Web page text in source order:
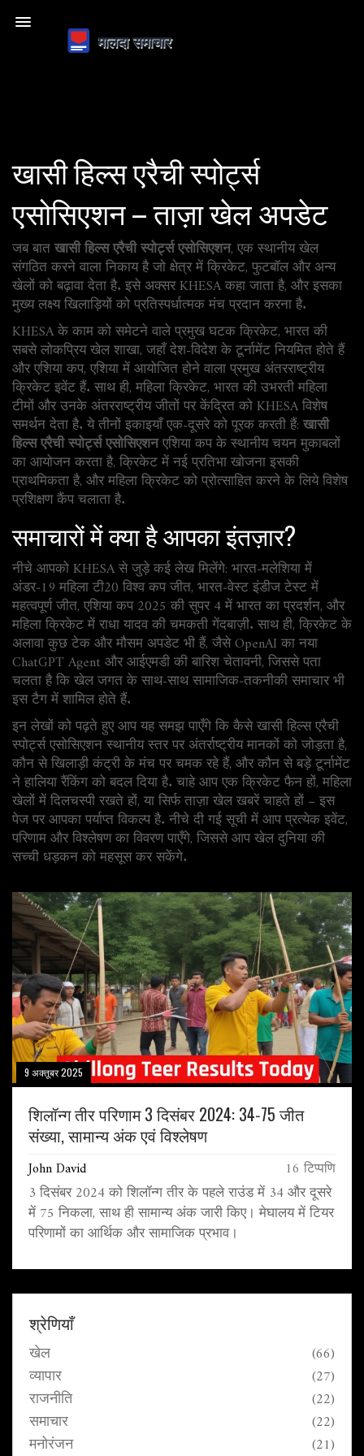
खासी हिल्स एरैची स्पोर्ट्स
एसोसिएशन – ताज़ा खेल अपडेट
जब बातखासी हिल्स एरैची स्पोर्ट्स एसोसिएशन, एक स्थानीय खेल
संगठित करने वाला निकाय है जो क्षेत्र में क्रिकेट, फुटबॉल और अन्य
खेलों को बढ़ावा देता है. इसे अक्सरKHESAकहा जाता है, और इसका
मुख्य लक्ष्य खिलाड़ियों को प्रतिस्पर्धात्मक मंच प्रदान करना है.
KHESA के काम को समेटने वाले प्रमुख घटकक्रिकेट, भारत की
सबसे लोकप्रिय खेल शाखा, जहाँ देश-विदेश के टूर्नामेंट नियमित होते हैं
औरएशिया कप, एशिया में आयोजित होने वाला प्रमुख अंतरराष्ट्रीय
क्रिकेट इवेंटहैं. साथ ही, महिला क्रिकेट, भारत की उभरती महिला
टीमों और उनके अंतरराष्ट्रीय जीतों पर केंद्रितको KHESA विशेष
समर्थन देता है. ये तीनों इकाइयाँ एक-दूसरे को पूरक करती हैं: खासी
हिल्स एरैची स्पोर्ट्स एसोसिएशनएशिया कप के स्थानीय चयन मुकाबलों
का आयोजन करता है, क्रिकेट में नई प्रतिभा खोजना इसकी
प्राथमिकता है, और महिला क्रिकेट को प्रोत्साहित करने के लिये विशेष
प्रशिक्षण कैंप चलाता है.
समाचारों में क्या है आपका इंतज़ार?
नीचे आपको KHESA से जुड़े कई लेख मिलेंगे: भारत‑मलेशिया में
अंडर‑19 महिला टी20 विश्व कप जीत, भारत‑वेस्ट इंडीज टेस्ट में
महत्वपूर्ण जीत, एशिया कप 2025 की सुपर 4 में भारत का प्रदर्शन, और
महिला क्रिकेट में राधा यादव की चमकती गेंदबाज़ी. साथ ही, क्रिकेट के
अलावा कुछ टेक और मौसम अपडेट भी हैं, जैसे OpenAI का नया
ChatGPT Agent और आईएमडी की बारिश चेतावनी, जिससे पता
चलता है कि खेल जगत के साथ-साथ सामाजिक‑तकनीकी समाचार भी
इस टैग में शामिल होते हैं.
इन लेखों को पढ़ते हुए आप यह समझ पाएँगे कि कैसे खासी हिल्स एरैची
स्पोर्ट्स एसोसिएशन स्थानीय स्तर पर अंतर्राष्ट्रीय मानकों को जोड़ता है,
कौन से खिलाड़ी कंट्री के मंच पर चमक रहे हैं, और कौन से बड़े टूर्नामेंट
ने हालिया रैंकिंग को बदल दिया है. चाहे आप एक क्रिकेट फैन हों, महिला
खेलों में दिलचस्पी रखते हों, या सिर्फ ताज़ा खेल खबरें चाहते हों – इस
पेज पर आपका पर्याप्त विकल्प है. नीचे दी गई सूची में आप प्रत्येक इवेंट,
परिणाम और विश्लेषण का विवरण पाएँगे, जिससे आप खेल दुनिया की
सच्ची धड़कन को महसूस कर सकेंगे.
9 अक्तूबर 2025
शिलॉन्ग तीर परिणाम 3 दिसंबर 2024: 34‑75 जीत
संख्या, सामान्य अंक एवं विश्लेषण
John David 16 टिप्पणि
3 दिसंबर 2024 को शिलॉन्ग तीर के पहले राउंड में 34 और दूसरे
में 75 निकला, साथ ही सामान्य अंक जारी किए। मेघालय में टियर
परिणामों का आर्थिक और सामाजिक प्रभाव।
श्रेणियाँ
खेल (66)
व्यापार (27)
राजनीति (22)
समाचार (22)
मनोरंजन (21)